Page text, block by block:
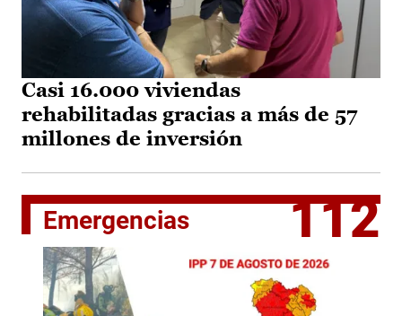
Casi 16.000 viviendas
rehabilitadas gracias a más de 57
millones de inversión
Emergencias 112